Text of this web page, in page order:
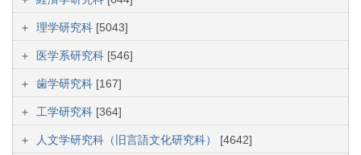
理学研究科 [5043]
医学系研究科 [546]
歯学研究科 [167]
工学研究科 [364]
人文学研究科（旧言語文化研究科） [4642]